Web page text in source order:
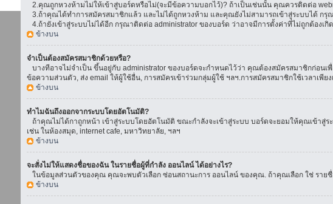
2.คุณถูกหวงห้ามไม่ให้เข้าสู่บอร์ดหรือไม่(จะมีข้อความบอกไว้)? ถ้าเป็นเช่นนั้น คุณควรติดต่อ
3.ถ้าคุณได้ทำการสมัครสมาชิกแล้ว และไม่ได้ถูกหวงห้าม และคุณยังไม่สามารถเข้าสู่ระบบได้ กรุ
4.ถ้ายังเข้าสู่ระบบไม่ได้อีก กรุณาติดต่อ administrator ของบอร์ด ว่าอาจมีการตั้งค่าที่ไม่ถูกต้องเกิ
ข้างบน
จำเป็นต้องสมัครสมาชิกด้วยหรือ?
บางทีอาจไม่จำเป็น ขึ้นอยู่กับ administrator ของบอร์ดจะกำหนดไว้ว่า คุณต้องสมัครสมาชิกก่อน
ข้อความส่วนตัว, ส่ง email ให้ผู้ใช้อื่น, การสมัครเข้าร่วมกลุ่มผู้ใช้ ฯลฯ.การสมัครสมาชิกใช้เวลาเพี
ข้างบน
ทำไมฉันถึงออกจากระบบโดยอัตโนมัติ?
ถ้าคุณไม่ได้กาถูกหน้า เข้าสู่ระบบโดยอัตโนมัติ ขณะกำลังจะเข้าสู่ระบบ บอร์ดจะยอมให้คุณเข้า
เช่น ในห้องสมุด, internet cafe, มหาวิทยาลัย, ฯลฯ
ข้างบน
จะสั่งไม่ให้แสดงชื่อของฉัน ในรายชื่อผู้ที่กำลัง ออนไลน์ ได้อย่างไร?
ในข้อมูลส่วนตัวของคุณ คุณจะพบตัวเลือก ซ่อนสถานะการ ออนไลน์ ของคุณ. ถ้าคุณเลือก ใช่ รา
ข้างบน